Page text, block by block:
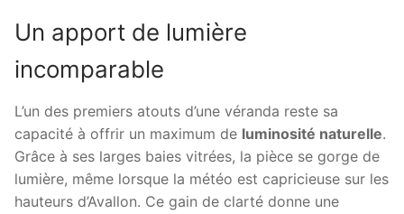
Un apport de lumière
incomparable
L’un des premiers atouts d’une véranda reste sa
capacité à offrir un maximum de luminosité naturelle.
Grâce à ses larges baies vitrées, la pièce se gorge de
lumière, même lorsque la météo est capricieuse sur les
hauteurs d’Avallon. Ce gain de clarté donne une